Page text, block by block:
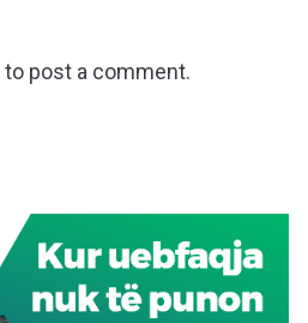
to post a comment.